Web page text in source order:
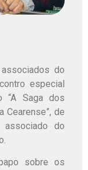
do
especial
“A Saga dos
Cearense”, de
associado do
sobre os